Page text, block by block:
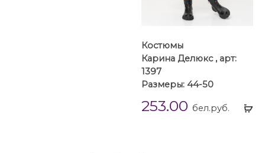
Костюмы
Карина Делюкс , арт:
1397
Размеры: 44-50
253.00 бел.руб.